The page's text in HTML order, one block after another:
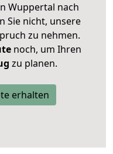
Wuppertal nach
Sie nicht, unsere
zu nehmen.
noch, um Ihren
zu planen.
erhalten